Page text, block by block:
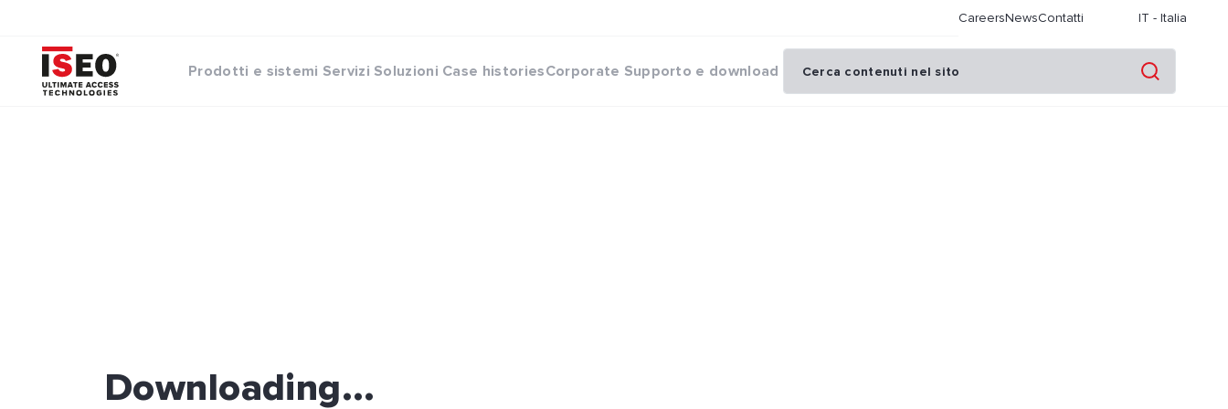
CareersNewsContatti IT - Italia
Prodotti e sistemi Servizi Soluzioni Case historiesCorporate Supporto e download
Downloading...